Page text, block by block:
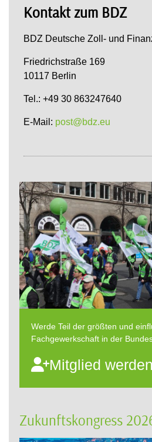
Kontakt zum BDZ
BDZ Deutsche Zoll- und
Friedrichstraße 169
10117 Berlin
Tel.: +49 30 863247640
E-Mail: post@bdz.eu
Werde Teil der größten und
Fachgewerkschaft in der
Mitglied werden
Zukunftskongress